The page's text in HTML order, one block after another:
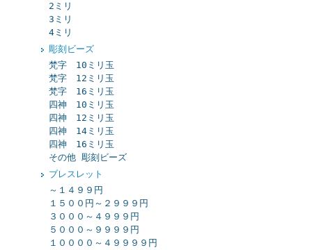
2ミリ
3ミリ
4ミリ
彫刻ビーズ
梵字 10ミリ玉
梵字 12ミリ玉
梵字 16ミリ玉
四神 10ミリ玉
四神 12ミリ玉
四神 14ミリ玉
四神 16ミリ玉
その他 彫刻ビーズ
ブレスレット
～１４９９円
１５００円～２９９９円
３０００～４９９９円
５０００～９９９９円
１００００～４９９９９円